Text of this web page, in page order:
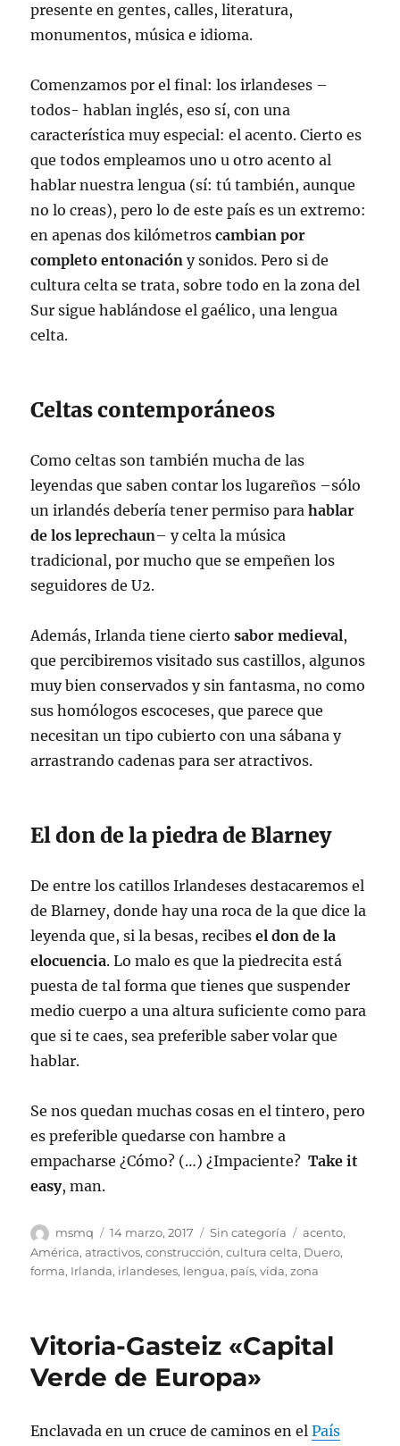
presente en gentes, calles, literatura,
monumentos, música e idioma.
Comenzamos por el final: los irlandeses –
todos- hablan inglés, eso sí, con una
característica muy especial: el acento. Cierto es
que todos empleamos uno u otro acento al
hablar nuestra lengua (sí: tú también, aunque
no lo creas), pero lo de este país es un extremo:
en apenas dos kilómetroscambian por
completo entonación y sonidos. Pero si de
cultura celta se trata, sobre todo en la zona del
Sur sigue hablándose el gaélico, una lengua
celta.
Celtas contemporáneos
Como celtas son también mucha de las
leyendas que saben contar los lugareños –sólo
un irlandés debería tener permiso parahablar
de los leprechaun– y celta la música
tradicional, por mucho que se empeñen los
seguidores de U2.
Además, Irlanda tiene ciertosabor medieval,
que percibiremos visitado sus castillos, algunos
muy bien conservados y sin fantasma, no como
sus homólogos escoceses, que parece que
necesitan un tipo cubierto con una sábana y
arrastrando cadenas para ser atractivos.
El don de la piedra de Blarney
De entre los catillos Irlandeses destacaremos el
de Blarney, donde hay una roca de la que dice la
leyenda que, si la besas, recibesel don de la
elocuencia. Lo malo es que la piedrecita está
puesta de tal forma que tienes que suspender
medio cuerpo a una altura suficiente como para
que si te caes, sea preferible saber volar que
hablar.
Se nos quedan muchas cosas en el tintero, pero
es preferible quedarse con hambre a
empacharse ¿Cómo? (…) ¿Impaciente?Take it
easy, man.
Autor
msmq
Publicado
el
14 marzo, 2017 Categorías
Sin categoría Etiquetas
acento,
América,atractivos,construcción,cultura celta, Duero,
forma, Irlanda, irlandeses, lengua, país,vida,zona
Vitoria-Gasteiz «Capital
Verde de Europa»
Enclavada en un cruce de caminos en elPaís